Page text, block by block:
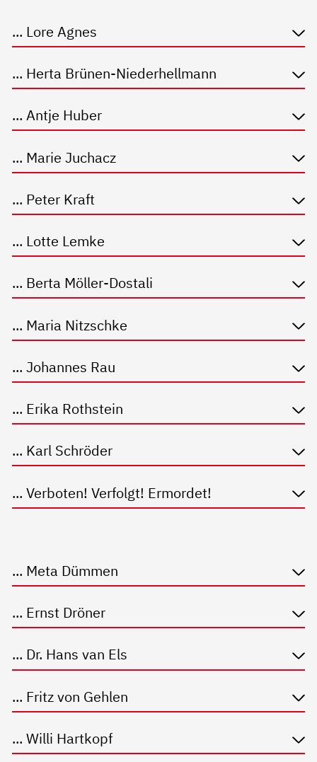
... Lore Agnes
... Herta Brünen-Niederhellmann
... Antje Huber
... Marie Juchacz
... Peter Kraft
... Lotte Lemke
... Berta Möller-Dostali
... Maria Nitzschke
... Johannes Rau
... Erika Rothstein
... Karl Schröder
... Verboten! Verfolgt! Ermordet!
... Meta Dümmen
... Ernst Dröner
... Dr. Hans van Els
... Fritz von Gehlen
... Willi Hartkopf